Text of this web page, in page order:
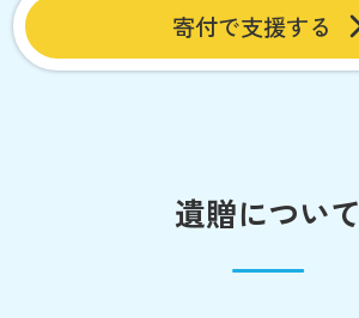
寄付で支援する
遺贈について